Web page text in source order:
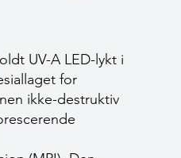
UV-A LED-lykt i
for
ikke-destruktiv